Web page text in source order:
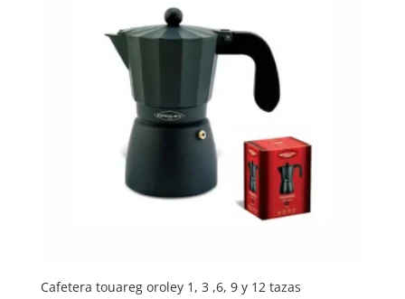
Cafetera touareg oroley 1, 3 ,6, 9 y 12 tazas